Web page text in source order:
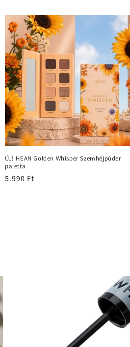
ÚJ! HEAN Golden Whisper Szemhéjpúder
paletta
Normál
5.990 Ft